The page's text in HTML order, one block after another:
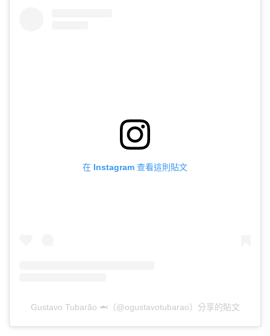
在 Instagram 查看這則貼文
Gustavo Tubarão 🦈（@ogustavotubarao）分享的貼文